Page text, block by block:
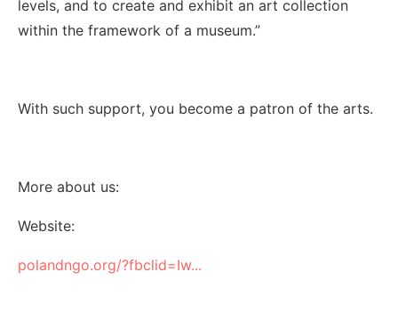
levels, and to create and exhibit an art collection
within the framework of a museum.”
With such support, you become a patron of the arts.
More about us:
Website:
polandngo.org/?fbclid=Iw...